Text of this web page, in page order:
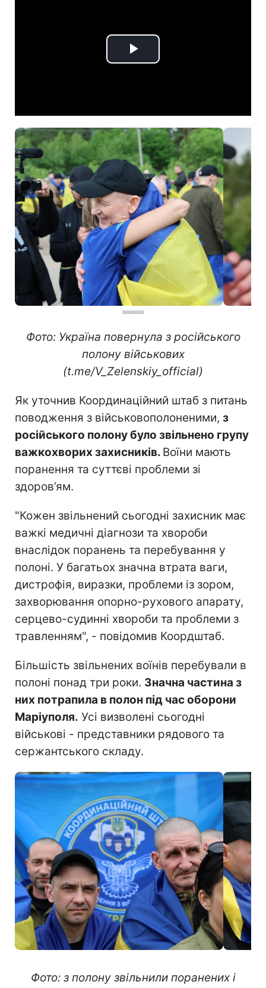
Play
Фото: Україна повернула з російського
полону військових
(t.me/V_Zelenskiy_official)
Як уточнив Координаційний штаб з питань
поводження з військовополоненими, з
російського полону було звільнено групу
важкохворих захисників. Воїни мають
поранення та суттєві проблеми зі
здоров’ям.
"Кожен звільнений сьогодні захисник має
важкі медичні діагнози та хвороби
внаслідок поранень та перебування у
полоні. У багатьох значна втрата ваги,
дистрофія, виразки, проблеми із зором,
захворювання опорно-рухового апарату,
серцево-судинні хвороби та проблеми з
травленням", - повідомив Коордштаб.
Більшість звільнених воїнів перебували в
полоні понад три роки. Значна частина з
них потрапила в полон під час оборони
Маріуполя. Усі визволені сьогодні
військові - представники рядового та
сержантського складу.
Фото: з полону звільнили поранених і